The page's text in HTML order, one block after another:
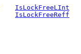
IsLockFreeLInt
IsLockFreeReff